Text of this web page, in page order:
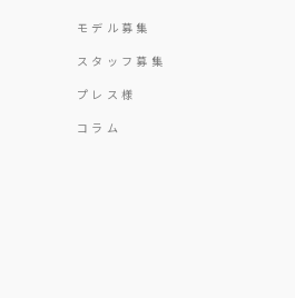
モデル募集
スタッフ募集
プレス様
コラム